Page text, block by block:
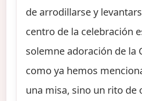
de arrodillarse y
centro de la celebración
solemne adoración de la
como ya hemos
una misa, sino un rito de